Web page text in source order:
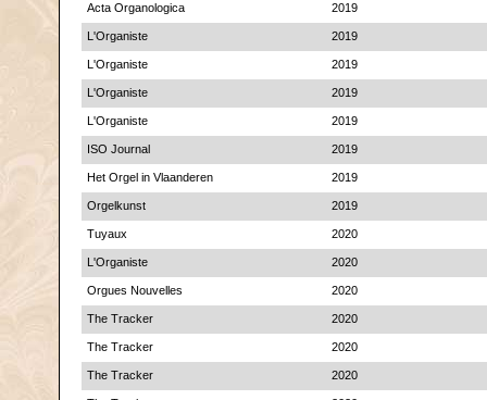
Acta Organologica 2019
L'Organiste 2019
L'Organiste 2019
L'Organiste 2019
L'Organiste 2019
ISO Journal 2019
Het Orgel in Vlaanderen 2019
Orgelkunst 2019
Tuyaux 2020
L'Organiste 2020
Orgues Nouvelles 2020
The Tracker 2020
The Tracker 2020
The Tracker 2020